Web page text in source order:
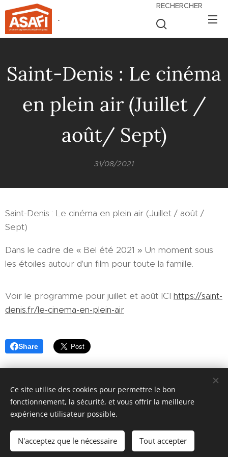
.
RECHERCHER
Saint-Denis : Le cinéma
en plein air (Juillet /
août/ Sept)
31/08/2021
Saint-Denis : Le cinéma en plein air (Juillet / août /
Sept)
Dans le cadre de « Bel été 2021 » Un moment sous
les étoiles autour d'un film pour toute la famille.
Voir le programme pour juillet et août ICI https://saint-
denis.fr/le-cinema-en-plein-air
Share
© 2018 ASAFI : 12 Place du Caquet, 93200 Saint-Denis. Tous
Cookies
Ce site utilise des cookies pour permettre le bon
fonctionnement, la sécurité, et vous offrir la meilleure
expérience utilisateur possible.
N'acceptez que le nécessaire Tout accepter